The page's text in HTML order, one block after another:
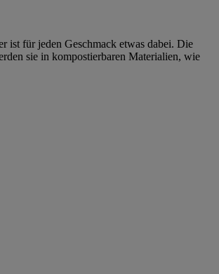
ist für jeden Geschmack etwas dabei. Die
sie in kompostierbaren Materialien, wie